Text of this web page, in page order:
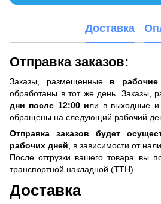
Доставка
Отправка заказов:
Заказы, размещенные в
обработаны в тот же день. Заказы,
дни после 12:00 или в выходные и
обращены на следующий рабочий
Отправка заказов будет
рабочих дней , в зависимости от
После отгрузки вашего товара вы
транспортной накладной (ТТН).
Доставка